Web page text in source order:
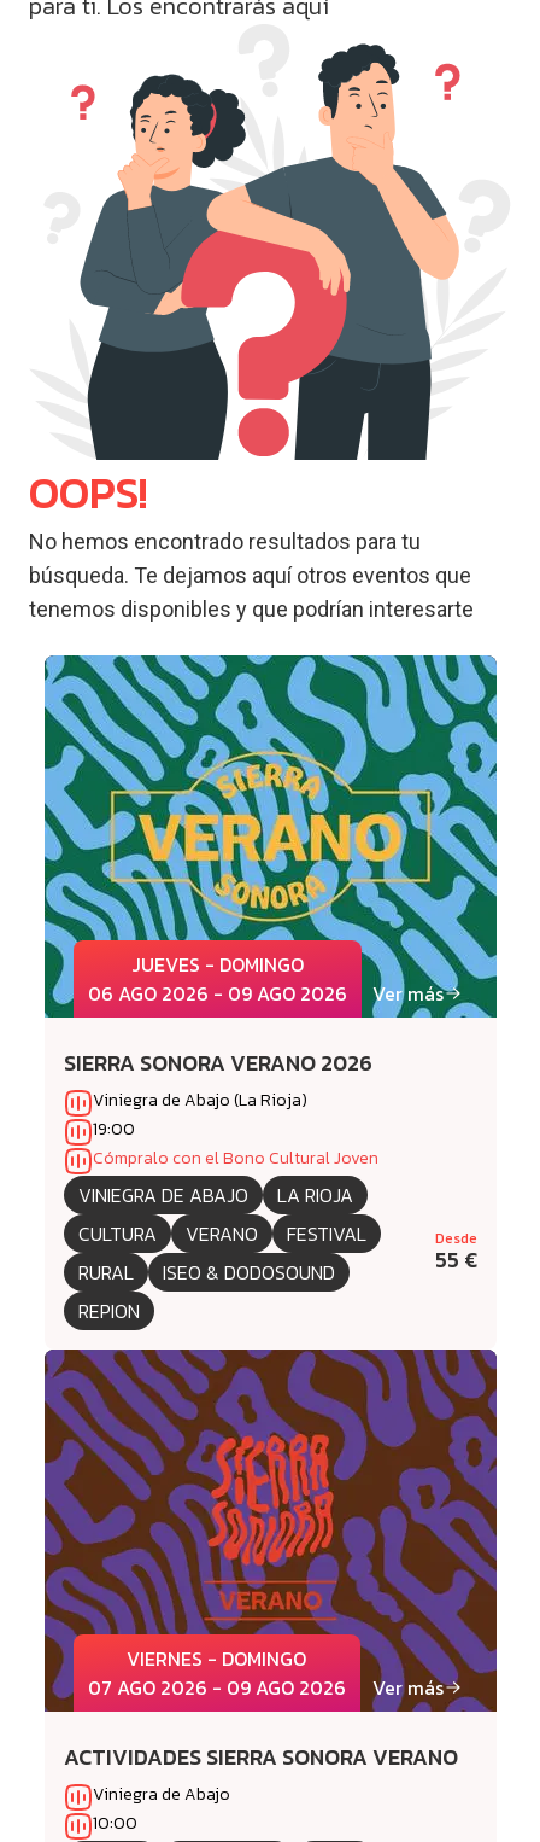
OOPS!
No hemos encontrado resultados para tu
búsqueda. Te dejamos aquí otros eventos que
tenemos disponibles y que podrían interesarte
JUEVES - DOMINGO
06 AGO 2026 - 09 AGO 2026
Ver más
SIERRA SONORA VERANO 2026
Viniegra de Abajo (La Rioja)
19:00
Cómpralo con el Bono Cultural Joven
VINIEGRA DE ABAJO
LA RIOJA
CULTURA
VERANO
FESTIVAL
RURAL
ISEO & DODOSOUND
REPION
Desde
55 €
VIERNES - DOMINGO
07 AGO 2026 - 09 AGO 2026
Ver más
ACTIVIDADES SIERRA SONORA VERANO
Viniegra de Abajo
10:00